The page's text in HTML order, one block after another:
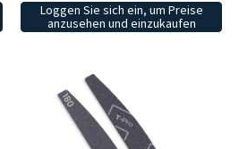
Loggen Sie sich ein, um Preise
anzusehen und einzukaufen